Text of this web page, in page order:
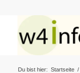
Du bist hier: Startseite /